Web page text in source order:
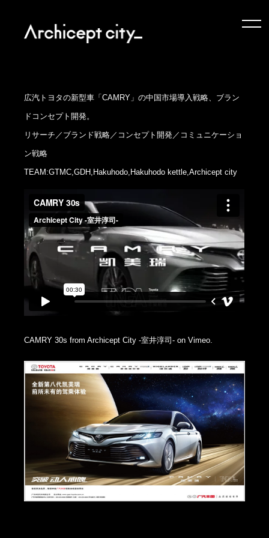
Top
Message
Works
Media Archives
Our Uniqueness
About Us
Contact Us
広汽トヨタの新型車「CAMRY」の中国市場導入戦略、ブラン
ドコンセプト開発。
リサーチ／ブランド戦略／コンセプト開発／コミュニケーショ
ン戦略
TEAM:GTMC,GDH,Hakuhodo,Hakuhodo kettle,Archicept city
CAMRY 30s fromArchicept City -室井淳司- onVimeo